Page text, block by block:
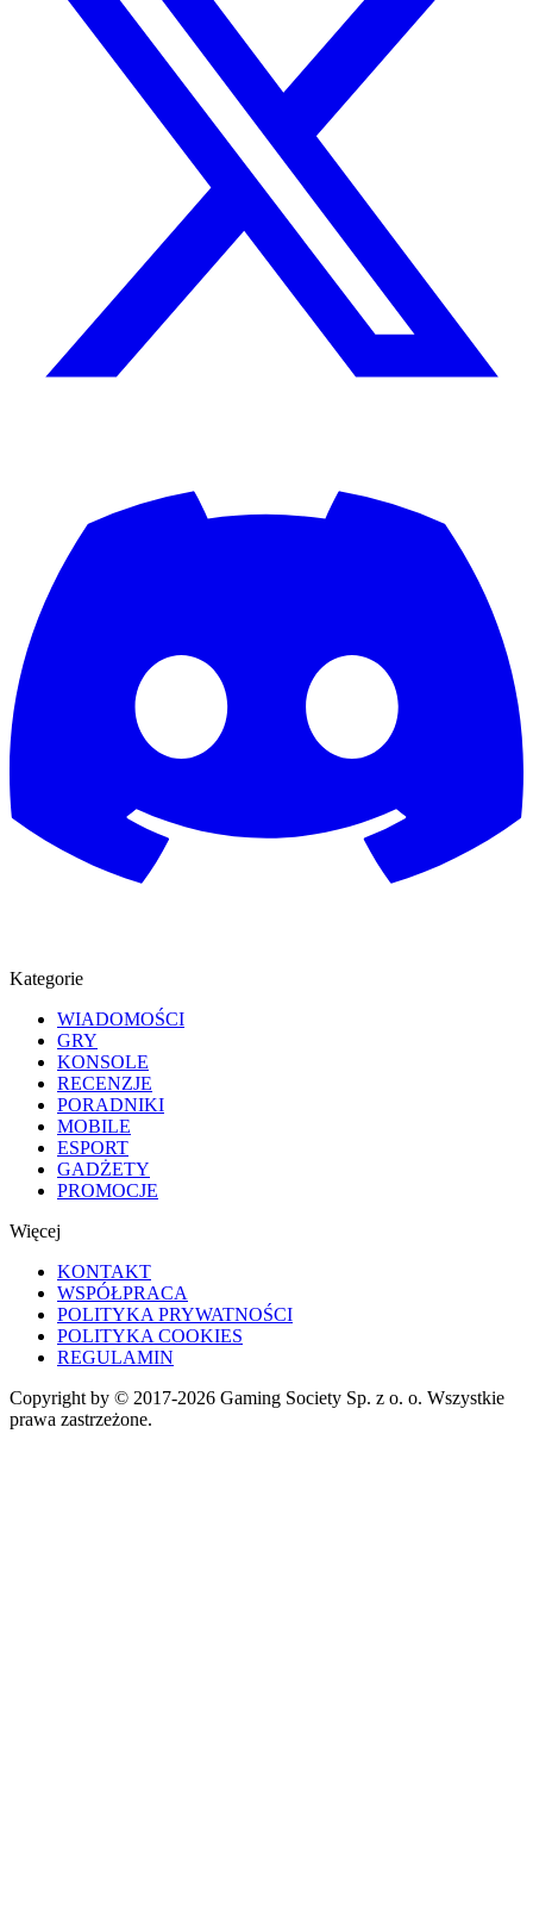
Kategorie
WIADOMOŚCI
GRY
KONSOLE
RECENZJE
PORADNIKI
MOBILE
ESPORT
GADŻETY
PROMOCJE
Więcej
KONTAKT
WSPÓŁPRACA
POLITYKA PRYWATNOŚCI
POLITYKA COOKIES
REGULAMIN
Copyright by © 2017-2026 Gaming Society Sp. z o. o. Wszystkie
prawa zastrzeżone.